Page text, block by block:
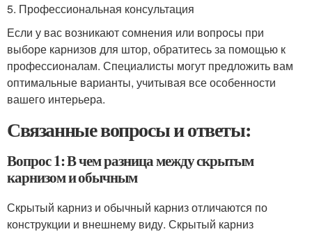
5. Профессиональная консультация
Если у вас возникают сомнения или вопросы при
выборе карнизов для штор, обратитесь за помощью к
профессионалам. Специалисты могут предложить вам
оптимальные варианты, учитывая все особенности
вашего интерьера.
Связанные вопросы и ответы:
Вопрос 1: В чем разница между скрытым
карнизом и обычным
Скрытый карниз и обычный карниз отличаются по
конструкции и внешнему виду. Скрытый карниз